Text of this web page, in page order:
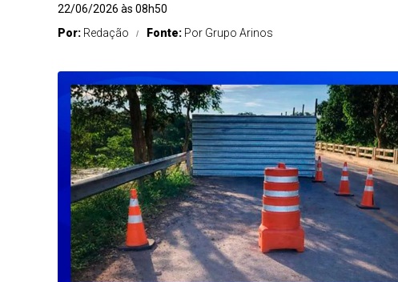
22/06/2026 às 08h50
Por: Redação Fonte: Por Grupo Arinos